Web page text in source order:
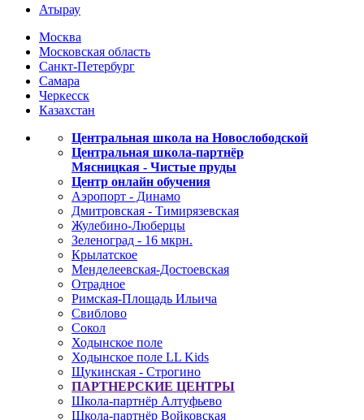
Атырау
Москва
Московская область
Санкт-Петербург
Самара
Черкесск
Казахстан
Центральная школа на Новослободской
Центральная школа-партнёр
Мясницкая - Чистые пруды
Центр онлайн обучения
Аэропорт - Динамо
Дмитровская - Тимирязевская
Жулебино-Люберцы
Зеленоград - 16 мкрн.
Крылатское
Менделеевская-Достоевская
Отрадное
Римская-Площадь Ильича
Свиблово
Сокол
Ходынское поле
Ходынское поле LL Kids
Щукинская - Строгино
ПАРТНЕРСКИЕ ЦЕНТРЫ
Школа-партнёр Алтуфьево
Школа-партнёр Войковская